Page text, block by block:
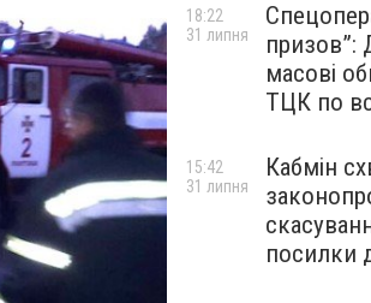
призов”:
масові
ТЦК по
18:22
31 липня
Кабмін
посилки
15:42
31 липня